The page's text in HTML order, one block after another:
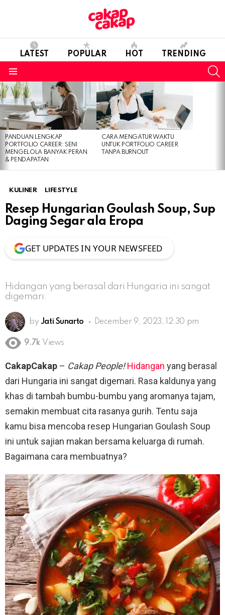
LATEST POPULAR HOT TRENDING
LATEST
STORIES
PANDUAN LENGKAP
PORTFOLIO CAREER: SENI
MENGELOLA BANYAK PERAN
& PENDAPATAN
CARA MENGATUR WAKTU
UNTUK PORTFOLIO CAREER
TANPA BURNOUT
KULINER LIFESTYLE
Resep Hungarian Goulash Soup, Sup
Daging Segar ala Eropa
GET UPDATES IN YOUR NEWSFEED
Hidangan yang berasal dari Hungaria ini sangat
digemari.
by Jati Sunarto December 9, 2023, 12:30 pm
9.7k Views
CakapCakap – Cakap People! Hidangan yang berasal
dari Hungaria ini sangat digemari. Rasa kaldunya yang
khas di tambah bumbu-bumbu yang aromanya tajam,
semakin membuat cita rasanya gurih. Tentu saja
kamu bisa mencoba resep Hungarian Goulash Soup
ini untuk sajian makan bersama keluarga di rumah.
Bagaimana cara membuatnya?